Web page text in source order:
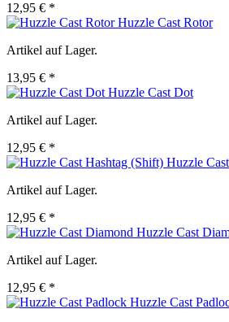
12,95 € *
Huzzle Cast Rotor
Artikel auf Lager.
13,95 € *
Huzzle Cast Dot
Artikel auf Lager.
12,95 € *
Huzzle
Artikel auf Lager.
12,95 € *
Huzzle Cast
Artikel auf Lager.
12,95 € *
Huzzle Cast